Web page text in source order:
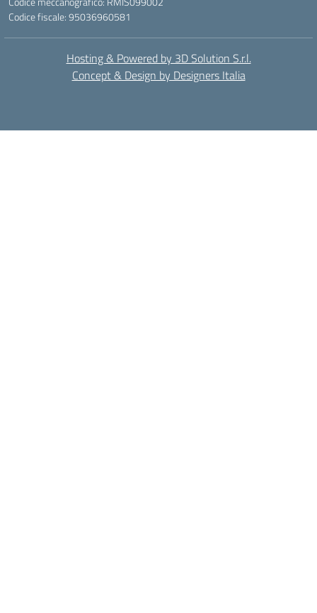
Codice fiscale: 95036960581
Hosting & Powered by 3D Solution S.r.l.
Concept & Design by Designers Italia